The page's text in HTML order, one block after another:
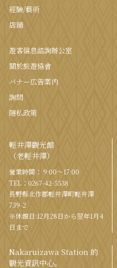
經驗/藝術
店鋪
遊客信息諮詢辦公室
關於旅遊協會
バナー広告案内
詢問
隱私政策
輕井澤觀光館
（老輕井澤）
營業時間： 9:00〜17:00
TEL： 0267-42-5538
長野縣北作郡輕井澤町輕井澤
739-2
※休館日:12月28日から翌年1月4
日まで
Nakaruizawa Station 的
觀光資訊中心。